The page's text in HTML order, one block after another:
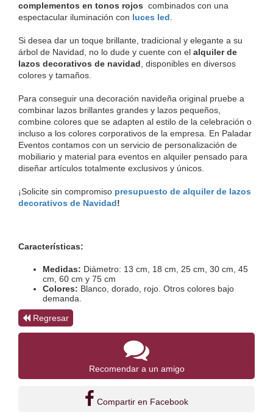
complementos en tonos rojos combinados con una
espectacular iluminación con luces led
Si desea dar un toque brillante, tradicional y elegante a su
árbol de Navidad, no lo dude y cuente con el alquiler de
lazos decorativos de navidad , disponibles en diversos
colores y tamaños.
Para conseguir una decoración navideña original pruebe a
combinar lazos brillantes grandes y lazos pequeños,
combine colores que se adapten al estilo de la celebración o
incluso a los colores corporativos de la empresa. En Paladar
Eventos contamos con un servicio de personalización de
mobiliario y material para eventos en alquiler pensado para
diseñar artículos totalmente exclusivos y únicos.
¡Solicite sin compromiso presupuesto de alquiler de lazos
decorativos de Navidad!
Características:
Medidas: Diámetro: 13 cm, 18 cm, 25 cm, 30 cm, 45
cm, 60 cm y 75 cm
Colores: Blanco, dorado, rojo. Otros colores bajo
demanda.
Regresar
Recomendar a un amigo
Compartir en Facebook